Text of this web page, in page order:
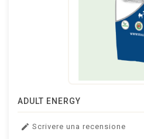
ADULT ENERGY
 Scrivere una recensione